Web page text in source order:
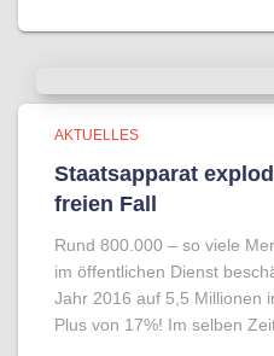
AKTUELLES
Staatsapparat
freien Fall
Rund 800.000 – so viele
im öffentlichen Dienst
Jahr 2016 auf 5,5 Millionen
Plus von 17%! Im selben